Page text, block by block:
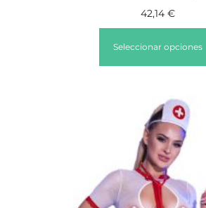
42,14 €
Seleccionar opciones